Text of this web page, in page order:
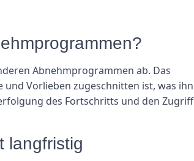
Abnehmprogrammen ab. Das
Vorlieben zugeschnitten ist, was ihn
des Fortschritts und den Zugriff
langfristig